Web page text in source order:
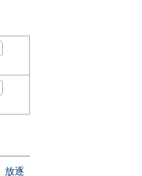
放逐